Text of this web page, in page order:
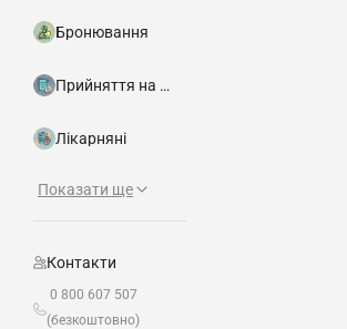
Бронювання
Прийняття на роботу
Лікарняні
Показати ще
Контакти
0 800 607 507
(безкоштовно)